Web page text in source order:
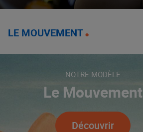
LE MOUVEMENT
NOTRE MODÈLE
Le Mouvement
Découvrir